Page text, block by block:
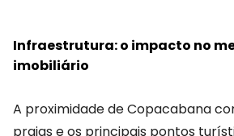
Infraestrutura: o impacto no
imobiliário
A proximidade de Copacabana
praias e os principais pontos